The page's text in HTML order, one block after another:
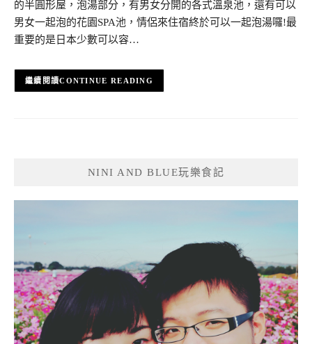
的半圓形屋，泡湯部分，有男女分開的各式溫泉池，還有可以
男女一起泡的花園SPA池，情侶來住宿終於可以一起泡湯囉!最
重要的是日本少數可以容…
CONTINUE READING
NINI AND BLUE玩樂食記